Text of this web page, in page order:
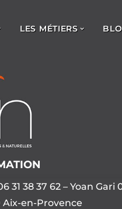
LES MÉTIERS
31 38 37 62 – Yoan Gari
Aix-en-Provence